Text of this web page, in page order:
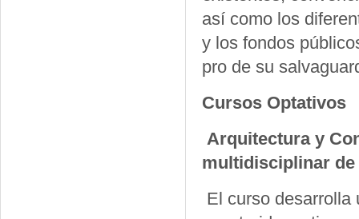
así como los
y los fondos
pro de su
Cursos Optativos
Arquitectura y
multidisciplinar
El curso desarrolla